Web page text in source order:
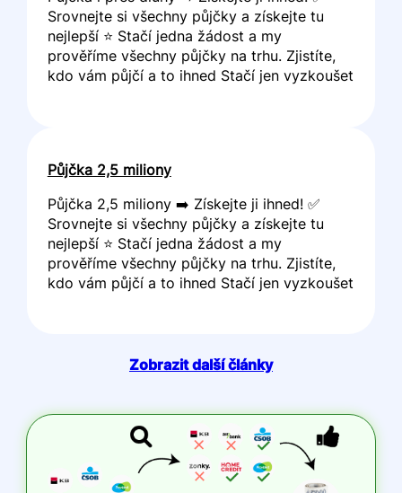
Srovnejte si všechny půjčky a získejte tu
nejlepší ⭐ Stačí jedna žádost a my
prověříme všechny půjčky na trhu. Zjistíte,
kdo vám půjčí a to ihned Stačí jen vyzkoušet
Půjčka 2,5 miliony
Půjčka 2,5 miliony ➡️ Získejte ji ihned! ✅
Srovnejte si všechny půjčky a získejte tu
nejlepší ⭐ Stačí jedna žádost a my
prověříme všechny půjčky na trhu. Zjistíte,
kdo vám půjčí a to ihned Stačí jen vyzkoušet
Zobrazit další články